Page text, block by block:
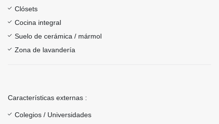
Clósets
Cocina integral
Suelo de cerámica / mármol
Zona de lavandería
Características externas :
Colegios / Universidades